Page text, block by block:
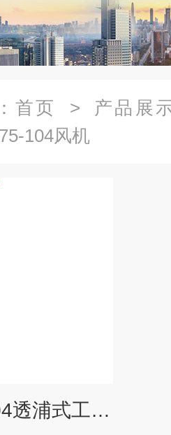
首页 > 产品展
104风机
风机HTB75-104透浦式工业鼓风机